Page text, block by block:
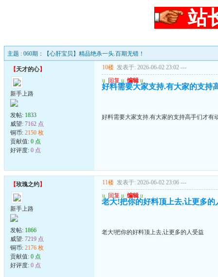
站
主题 : 060期：【心肝宝贝】精品绝杀一头.百期无错！
【天才的心】
新手上路
发帖: 1833
威望: 7162 点
铜币: 2150 枚
贡献值: 0 点
好评度: 0 点
10楼 发表于: 2026-06-02 23:02 ---
u 回复 u 编辑 u
好料需要大家支持.有大家的支持
好料需要大家支持.有大家的支持高手们才有
【玫瑰之约】
新手上路
发帖: 1866
威望: 7219 点
铜币: 2176 枚
贡献值: 0 点
好评度: 0 点
11楼 发表于: 2026-06-02 23:06 ---
u 回复 u 编辑 u
老大!把你的好料顶上去,让更多的
老大!把你的好料顶上去,让更多的人受益